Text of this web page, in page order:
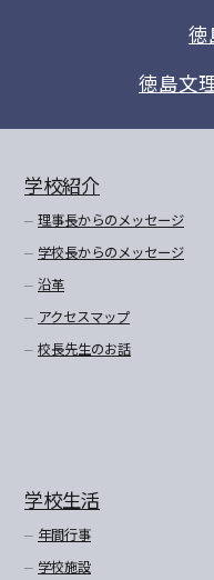
徳
徳島文
学校紹介
理事長からのメッセージ
学校長からのメッセージ
沿革
アクセスマップ
校長先生のお話
学校生活
年間行事
学校施設